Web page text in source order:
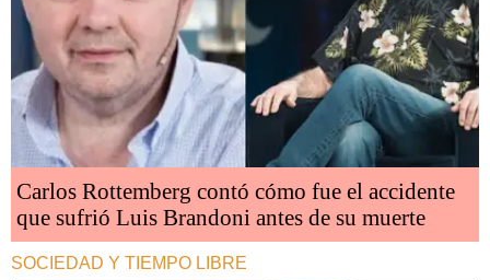
Carlos Rottemberg contó cómo fue el accidente
que sufrió Luis Brandoni antes de su muerte
SOCIEDAD Y TIEMPO LIBRE